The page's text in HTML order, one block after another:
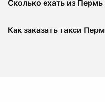
Сколько ехать из Пермь
Как заказать такси